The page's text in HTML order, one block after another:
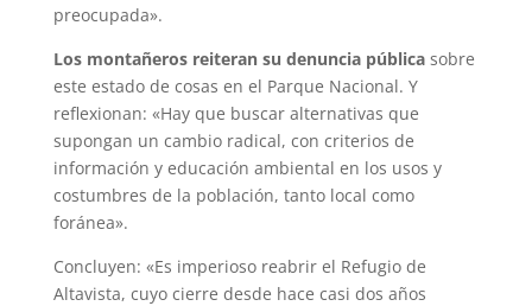
preocupada».
Los montañeros reiteran su denuncia públicasobre
este estado de cosas en el Parque Nacional. Y
reflexionan: «Hay que buscar alternativas que
supongan un cambio radical, con criterios de
información y educación ambiental en los usos y
costumbres de la población, tanto local como
foránea».
Concluyen: «Es imperioso reabrir el Refugio de
Altavista, cuyo cierre desde hace casi dos años